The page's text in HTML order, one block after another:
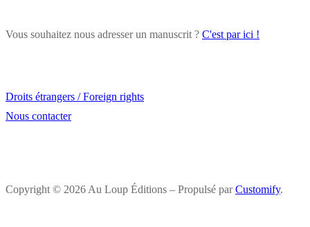
Vous souhaitez nous adresser un manuscrit ? C'est par ici !
Droits étrangers / Foreign rights
Nous contacter
Copyright © 2026 Au Loup Éditions – Propulsé parCustomify.